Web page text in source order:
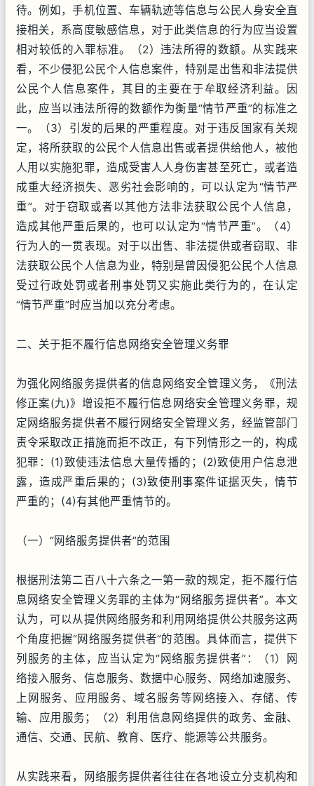
待。例如，手机位置、车辆轨迹等信息与公民人身安全直
接相关，系高度敏感信息，对于此类信息的行为应当设置
相对较低的入罪标准。（2）违法所得的数额。从实践来
看，不少侵犯公民个人信息案件，特别是出售和非法提供
公民个人信息案件，其目的主要在于牟取经济利益。因
此，应当以违法所得的数额作为衡量“情节严重”的标准之
一。（3）引发的后果的严重程度。对于违反国家有关规
定，将所获取的公民个人信息出售或者提供给他人，被他
人用以实施犯罪，造成受害人人身伤害甚至死亡，或者造
成重大经济损失、恶劣社会影响的，可以认定为“情节严
重”。对于窃取或者以其他方法非法获取公民个人信息，
造成其他严重后果的，也可以认定为“情节严重”。（4）
行为人的一贯表现。对于以出售、非法提供或者窃取、非
法获取公民个人信息为业，特别是曾因侵犯公民个人信息
受过行政处罚或者刑事处罚又实施此类行为的，在认定
“情节严重”时应当加以充分考虑。
二、关于拒不履行信息网络安全管理义务罪
为强化网络服务提供者的信息网络安全管理义务，《刑法
修正案(九)》增设拒不履行信息网络安全管理义务罪，规
定网络服务提供者不履行网络安全管理义务，经监管部门
责令采取改正措施而拒不改正，有下列情形之一的，构成
犯罪：(1)致使违法信息大量传播的；(2)致使用户信息泄
露，造成严重后果的；(3)致使刑事案件证据灭失，情节
严重的；(4)有其他严重情节的。
（一）“网络服务提供者”的范围
根据刑法第二百八十六条之一第一款的规定，拒不履行信
息网络安全管理义务罪的主体为“网络服务提供者”。本文
认为，可以从提供网络服务和利用网络提供公共服务这两
个角度把握“网络服务提供者”的范围。具体而言，提供下
列服务的主体，应当认定为“网络服务提供者”：（1）网
络接入服务、信息服务、数据中心服务、网络加速服务、
上网服务、应用服务、域名服务等网络接入、存储、传
输、应用服务；（2）利用信息网络提供的政务、金融、
通信、交通、民航、教育、医疗、能源等公共服务。
从实践来看，网络服务提供者往往在各地设立分支机构和